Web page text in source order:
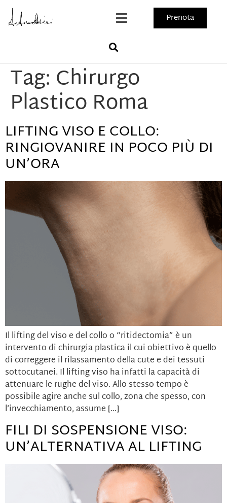
Prenota
Tag: Chirurgo
Plastico Roma
LIFTING VISO E COLLO:
RINGIOVANIRE IN POCO PIÙ DI
UN’ORA
Il lifting del viso e del collo o “ritidectomia” è un
intervento di chirurgia plastica il cui obiettivo è quello
di correggere il rilassamento della cute e dei tessuti
sottocutanei. Il lifting viso ha infatti la capacità di
attenuare le rughe del viso. Allo stesso tempo è
possibile agire anche sul collo, zona che spesso, con
l’invecchiamento, assume […]
FILI DI SOSPENSIONE VISO:
UN’ALTERNATIVA AL LIFTING